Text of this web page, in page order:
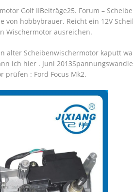
Golf IIBeiträge25. Forum –
von hobbybrauer. Reicht ein 12V
Wischermotor ausreichen.
alter Scheibenwischermotor kaputt
ich hier . Juni
prüfen : Ford Focus Mk2.